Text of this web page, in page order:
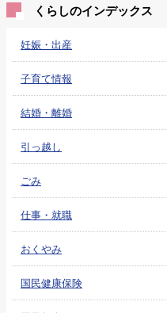
くらしのインデックス
妊娠・出産
子育て情報
結婚・離婚
引っ越し
ごみ
仕事・就職
おくやみ
国民健康保険